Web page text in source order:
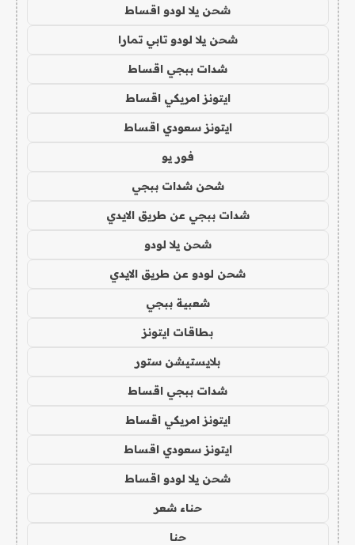
شحن يلا لودو اقساط
شحن يلا لودو تابي تمارا
شدات ببجي اقساط
ايتونز امريكي اقساط
ايتونز سعودي اقساط
فور يو
شحن شدات ببجي
شدات ببجي عن طريق الايدي
شحن يلا لودو
شحن لودو عن طريق الايدي
شعبية ببجي
بطاقات ايتونز
بلايستيشن ستور
شدات ببجي اقساط
ايتونز امريكي اقساط
ايتونز سعودي اقساط
شحن يلا لودو اقساط
حناء شعر
حنا